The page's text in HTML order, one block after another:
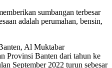
sumbangan terbesar
adalah perumahan, bensin,
Al Muktabar
Provinsi Banten dari tahun ke
September 2022 turun sebesar